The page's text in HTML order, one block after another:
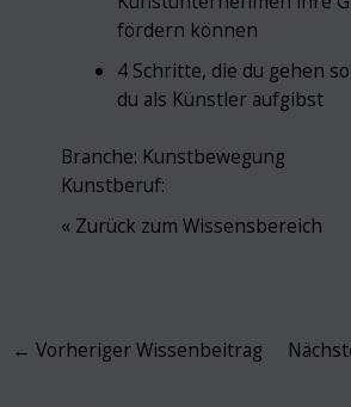
fördern können
4 Schritte, die du gehen
du als Künstler aufgibst
Branche: Kunstbewegung
Kunstberuf:
« Zurück zum Wissensbereich
Post
← Vorheriger Wissenbeitrag